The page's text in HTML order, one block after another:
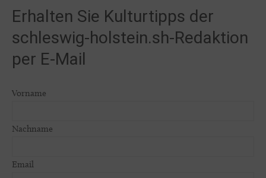
Erhalten Sie Kulturtipps der
schleswig-holstein.sh-Redaktion
per E-Mail
Vorname
Nachname
Email